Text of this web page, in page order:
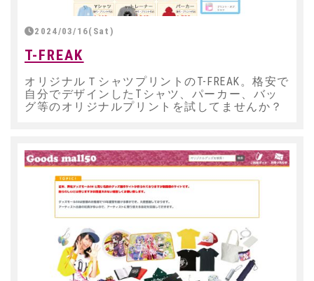
2024/03/16(Sat)
T-FREAK
オリジナルＴシャツプリントのT-FREAK。格安で
自分でデザインしたTシャツ、パーカー、バッ
グ等のオリジナルプリントを試してませんか？